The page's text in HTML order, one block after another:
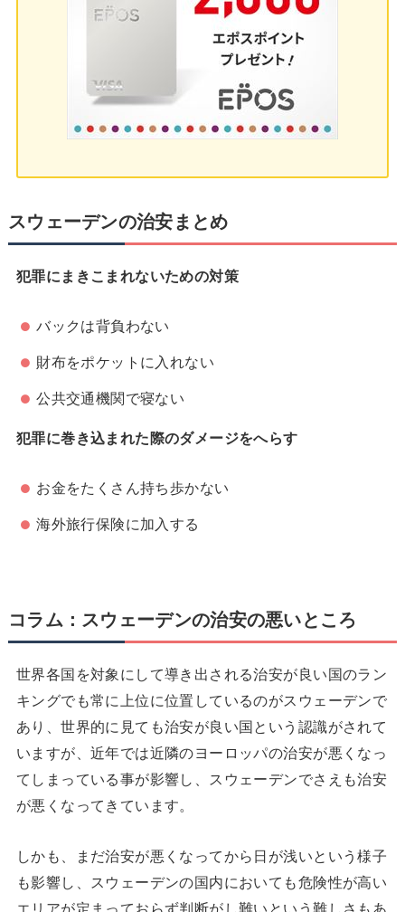
スウェーデンの治安まとめ
犯罪にまきこまれないための対策
バックは背負わない
財布をポケットに入れない
公共交通機関で寝ない
犯罪に巻き込まれた際のダメージをへらす
お金をたくさん持ち歩かない
海外旅行保険に加入する
コラム：スウェーデンの治安の悪いところ
世界各国を対象にして導き出される治安が良い国のラン
キングでも常に上位に位置しているのがスウェーデンで
あり、世界的に見ても治安が良い国という認識がされて
いますが、近年では近隣のヨーロッパの治安が悪くなっ
てしまっている事が影響し、スウェーデンでさえも治安
が悪くなってきています。
しかも、まだ治安が悪くなってから日が浅いという様子
も影響し、スウェーデンの国内においても危険性が高い
エリアが定まっておらず判断がし難いという難しさもあ